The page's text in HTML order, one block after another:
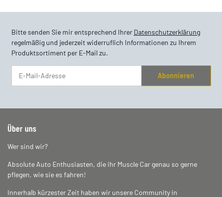
Bitte senden Sie mir entsprechend Ihrer Datenschutzerklärung
regelmäßig und jederzeit widerruflich Informationen zu Ihrem
Produktsortiment per E-Mail zu.
Abonnieren
Über uns
Wer sind wir?
Absolute Auto Enthusiasten, die ihr Muscle Car genau so gerne
pflegen, wie sie es fahren!
Innerhalb kürzester Zeit haben wir unsere Community in